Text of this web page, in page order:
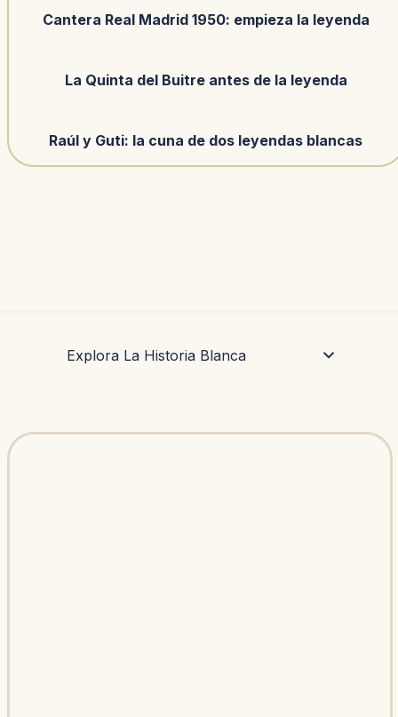
Cantera Real Madrid 1950: empieza la leyenda
La Quinta del Buitre antes de la leyenda
Raúl y Guti: la cuna de dos leyendas blancas
Explora La Historia Blanca